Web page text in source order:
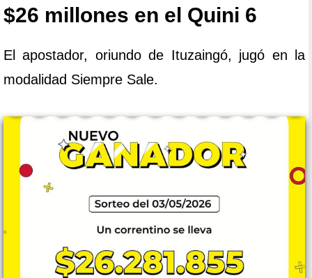
$26 millones en el Quini 6
El apostador, oriundo de Ituzaingó, jugó en la
modalidad Siempre Sale.